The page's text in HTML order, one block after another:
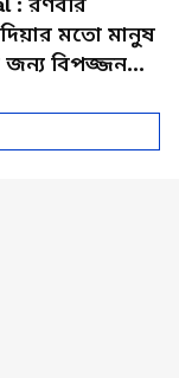
মতো মানুষ
বিপজ্জনক :